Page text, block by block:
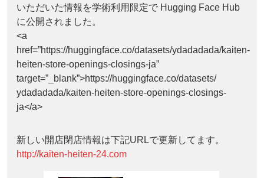
いただいた情報を学術利用限定で Hugging Face Hub
に公開されました。
<a
href=”https://huggingface.co/datasets/ydadadada/kaiten-
heiten-store-openings-closings-ja”
target=”_blank”>https://huggingface.co/datasets/
ydadadada/kaiten-heiten-store-openings-closings-
ja</a>
新しい開店閉店情報は下記URLで更新してます。
http://kaiten-heiten-24.com